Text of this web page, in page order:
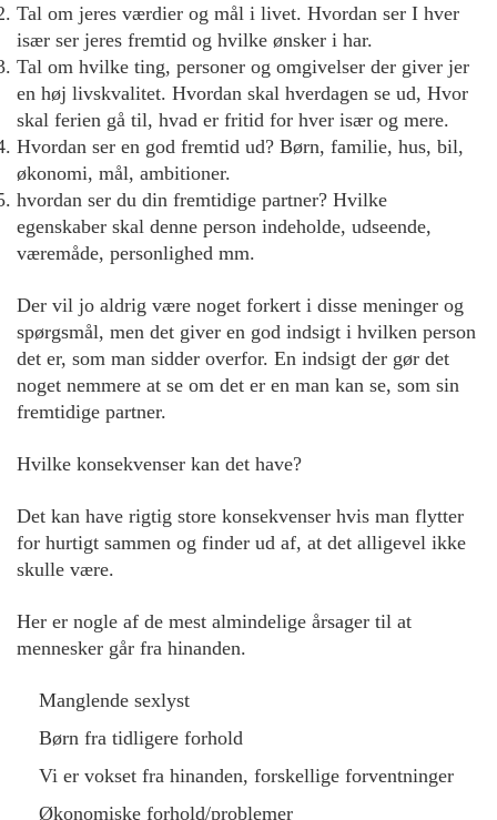
Tal om jeres værdier og mål i livet. Hvordan ser I hver
især ser jeres fremtid og hvilke ønsker i har.
Tal om hvilke ting, personer og omgivelser der giver jer
en høj livskvalitet. Hvordan skal hverdagen se ud, Hvor
skal ferien gå til, hvad er fritid for hver især og mere.
Hvordan ser en god fremtid ud? Børn, familie, hus, bil,
økonomi, mål, ambitioner.
hvordan ser du din fremtidige partner? Hvilke
egenskaber skal denne person indeholde, udseende,
væremåde, personlighed mm.
Der vil jo aldrig være noget forkert i disse meninger og
spørgsmål, men det giver en god indsigt i hvilken person
det er, som man sidder overfor. En indsigt der gør det
noget nemmere at se om det er en man kan se, som sin
fremtidige partner.
Hvilke konsekvenser kan det have?
Det kan have rigtig store konsekvenser hvis man flytter
for hurtigt sammen og finder ud af, at det alligevel ikke
skulle være.
Her er nogle af de mest almindelige årsager til at
mennesker går fra hinanden.
Manglende sexlyst
Børn fra tidligere forhold
Vi er vokset fra hinanden, forskellige forventninger
Økonomiske forhold/problemer